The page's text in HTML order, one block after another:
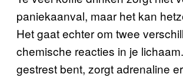
paniekaanval, maar het kan
Het gaat echter om twee
chemische reacties in je
gestrest bent, zorgt adrenaline